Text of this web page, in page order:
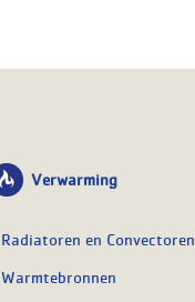
Verwarming
Radiatoren en Convectoren
Warmtebronnen